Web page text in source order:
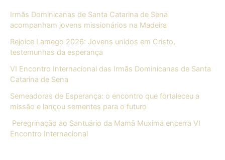
Irmãs Dominicanas de Santa Catarina de Sena
acompanham jovens missionários na Madeira
Rejoice Lamego 2026: Jovens unidos em Cristo,
testemunhas da esperança
VI Encontro Internacional das Irmãs Dominicanas de Santa
Catarina de Sena
Semeadoras de Esperança: o encontro que fortaleceu a
missão e lançou sementes para o futuro
Peregrinação ao Santuário da Mamã Muxima encerra VI
Encontro Internacional